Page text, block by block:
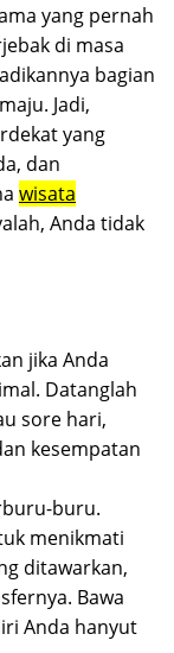
yang pernah
di masa
bagian
Jadi,
yang
dan
wisata
Anda tidak
jika Anda
Datanglah
sore hari,
kesempatan
buru.
menikmati
ditawarkan,
Bawa
Anda hanyut